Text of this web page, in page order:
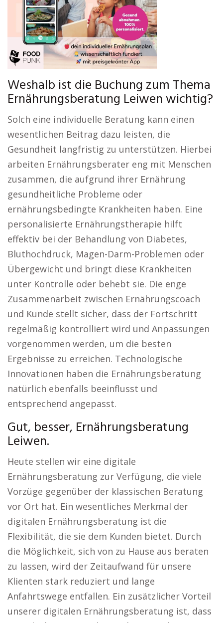
Weshalb ist die Buchung zum Thema
Ernährungsberatung Leiwen wichtig?
Solch eine individuelle Beratung kann einen
wesentlichen Beitrag dazu leisten, die
Gesundheit langfristig zu unterstützen. Hierbei
arbeiten Ernährungsberater eng mit Menschen
zusammen, die aufgrund ihrer Ernährung
gesundheitliche Probleme oder
ernährungsbedingte Krankheiten haben. Eine
personalisierte Ernährungstherapie hilft
effektiv bei der Behandlung von Diabetes,
Bluthochdruck, Magen-Darm-Problemen oder
Übergewicht und bringt diese Krankheiten
unter Kontrolle oder behebt sie. Die enge
Zusammenarbeit zwischen Ernährungscoach
und Kunde stellt sicher, dass der Fortschritt
regelmäßig kontrolliert wird und Anpassungen
vorgenommen werden, um die besten
Ergebnisse zu erreichen. Technologische
Innovationen haben die Ernährungsberatung
natürlich ebenfalls beeinflusst und
entsprechend angepasst.
Gut, besser, Ernährungsberatung
Leiwen.
Heute stellen wir eine digitale
Ernährungsberatung zur Verfügung, die viele
Vorzüge gegenüber der klassischen Beratung
vor Ort hat. Ein wesentliches Merkmal der
digitalen Ernährungsberatung ist die
Flexibilität, die sie dem Kunden bietet. Durch
die Möglichkeit, sich von zu Hause aus beraten
zu lassen, wird der Zeitaufwand für unsere
Klienten stark reduziert und lange
Anfahrtswege entfallen. Ein zusätzlicher Vorteil
unserer digitalen Ernährungsberatung ist, dass